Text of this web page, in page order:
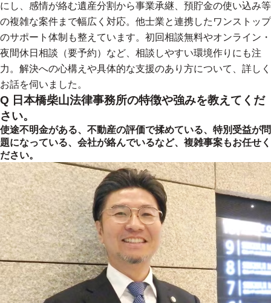
にし、感情が絡む遺産分割から事業承継、預貯金の使い込み等
の複雑な案件まで幅広く対応。他士業と連携したワンストップ
のサポート体制も整えています。初回相談無料やオンライン・
夜間休日相談（要予約）など、相談しやすい環境作りにも注
力。解決への心構えや具体的な支援のあり方について、詳しく
お話を伺いました。
Q 日本橋柴山法律事務所の特徴や強みを教えてくだ
さい。
使途不明金がある、不動産の評価で揉めている、特別受益が問
題になっている、会社が絡んでいるなど、複雑事案もお任せく
ださい。